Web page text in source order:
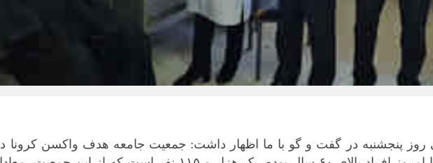
چهار محال و
خراسان
خوزستان
روز پنجشنبه در گفت و گو با ما اظهار داشت: جمعیت جامعه هدف واکسن کرونا